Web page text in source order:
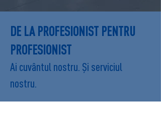
DE LA PROFESIONIST PENTRU
PROFESIONIST
Ai cuvântul nostru. Și serviciul
nostru.